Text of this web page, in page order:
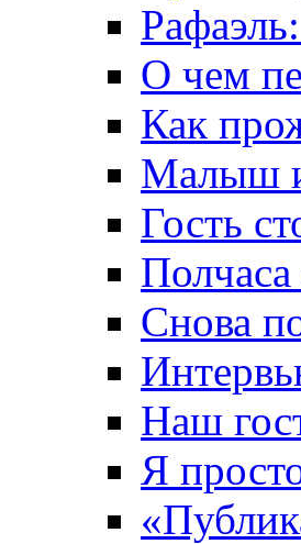
О чем
Как
Малыш
Гость
Снова
Наш
Я